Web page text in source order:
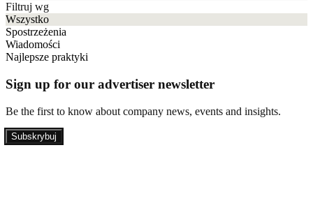
Filtruj wg
Wszystko
Spostrzeżenia
Wiadomości
Najlepsze praktyki
Sign up for our advertiser newsletter
Be the first to know about company news, events and insights.
Subskrybuj